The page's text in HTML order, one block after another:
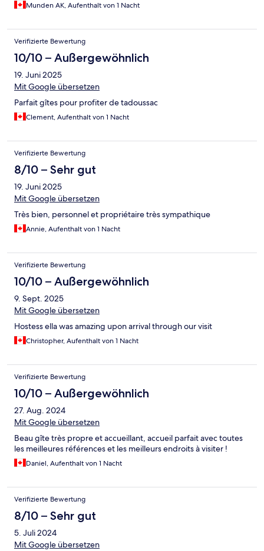
Munden AK, Aufenthalt von 1 Nacht
Verifizierte Bewertung
10/10 – Außergewöhnlich
19. Juni 2025
Mit Google übersetzen
Parfait gîtes pour profiter de tadoussac
Clement, Aufenthalt von 1 Nacht
Verifizierte Bewertung
8/10 – Sehr gut
19. Juni 2025
Mit Google übersetzen
Très bien, personnel et propriétaire très sympathique
Annie, Aufenthalt von 1 Nacht
Verifizierte Bewertung
10/10 – Außergewöhnlich
9. Sept. 2025
Mit Google übersetzen
Hostess ella was amazing upon arrival through our visit
Christopher, Aufenthalt von 1 Nacht
Verifizierte Bewertung
10/10 – Außergewöhnlich
27. Aug. 2024
Mit Google übersetzen
Beau gîte très propre et accueillant, accueil parfait avec toutes
les meilleures références et les meilleurs endroits à visiter !
Daniel, Aufenthalt von 1 Nacht
Verifizierte Bewertung
8/10 – Sehr gut
5. Juli 2024
Mit Google übersetzen